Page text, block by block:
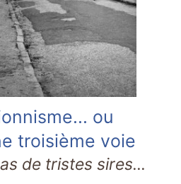
ou
troisième voie
de tristes sires...